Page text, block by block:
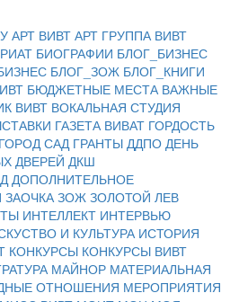
АРТ ВИВТ АРТ ГРУППА ВИВТ
БИОГРАФИИ БЛОГ_БИЗНЕС
БЛОГ_ЗОЖ БЛОГ_КНИГИ
БЮДЖЕТНЫЕ МЕСТА ВАЖНЫЕ
ВИВТ ВОКАЛЬНАЯ СТУДИЯ
ГАЗЕТА ВИВАТ ГОРДОСТЬ
ГОРОД САД ГРАНТЫ ДДПО ДЕНЬ
ДВЕРЕЙ ДКШ
ДОПОЛНИТЕЛЬНОЕ
ЗАОЧКА ЗОЖ ЗОЛОТОЙ ЛЕВ
ИНТЕЛЛЕКТ ИНТЕРВЬЮ
И КУЛЬТУРА ИСТОРИЯ
КОНКУРСЫ КОНКУРСЫ ВИВТ
МАЙНОР МАТЕРИАЛЬНАЯ
ОТНОШЕНИЯ МЕРОПРИЯТИЯ